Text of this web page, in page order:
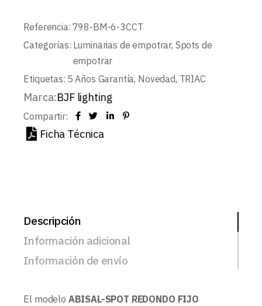
Referencia: 798-BM-6-3CCT
Categorías: Luminarias de empotrar, Spots de
empotrar
Etiquetas: 5 Años Garantía, Novedad, TRIAC
Marca:BJF lighting
Compartir:
Ficha Técnica
Descripción
Información adicional
Información de envío
El modelo ABISAL-SPOT REDONDO FIJO